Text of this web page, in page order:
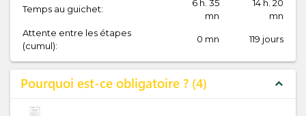
Temps au guichet:
6 h. 35
mn
14 h. 20
mn
Attente entre les étapes
(cumul):
0 mn 119 jours
Pourquoi est-ce obligatoire ? 4 expand_less